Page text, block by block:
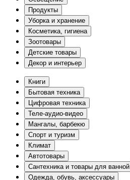
Продукты
Уборка и хранение
Косметика, гигиена
Зоотовары
Детские товары
Декор и интерьер
Книги
Бытовая техника
Цифровая техника
Теле-аудио-видео
Мангалы, барбекю
Спорт и туризм
Климат
Автотовары
Сантехника и товары для ванной
Одежда, обувь, аксессуары